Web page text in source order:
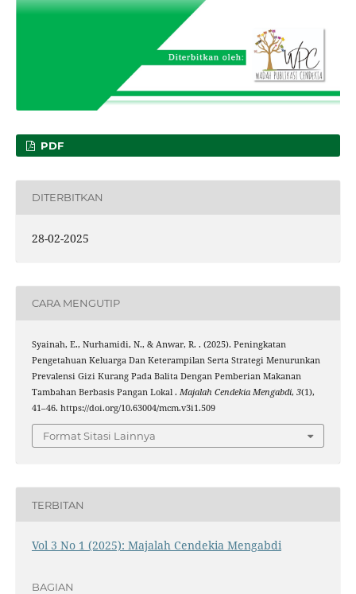
PDF
DITERBITKAN
28-02-2025
CARA MENGUTIP
Syainah, E., Nurhamidi, N., & Anwar, R. . (2025). Peningkatan
Pengetahuan Keluarga Dan Keterampilan Serta Strategi Menurunkan
Prevalensi Gizi Kurang Pada Balita Dengan Pemberian Makanan
Tambahan Berbasis Pangan Lokal . Majalah Cendekia Mengabdi, 3(1),
41–46. https://doi.org/10.63004/mcm.v3i1.509
Format Sitasi Lainnya
TERBITAN
Vol 3 No 1 (2025): Majalah Cendekia Mengabdi
BAGIAN